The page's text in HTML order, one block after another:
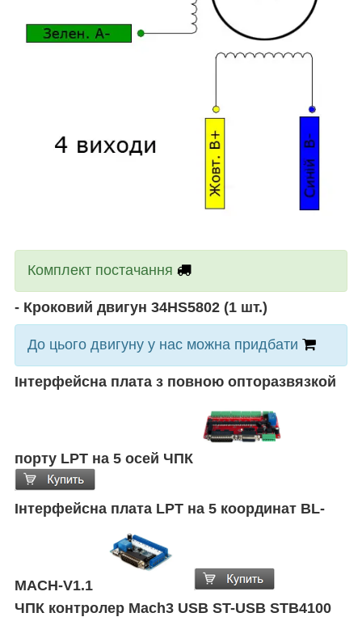
Комплект постачання
- Кроковий двигун 34HS5802 (1 шт.)
До цього двигуну у нас можна придбати
Інтерфейсна плата з повною опторазвязкой
порту LPT на 5 осей ЧПК
Інтерфейсна плата LPT на 5 координат BL-
MACH-V1.1
ЧПК контролер Mach3 USB ST-USB STB4100